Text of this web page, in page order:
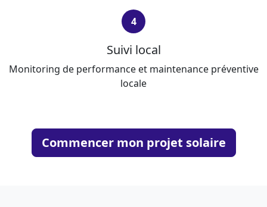
4
Suivi local
Monitoring de performance et maintenance préventive
locale
Commencer mon projet solaire